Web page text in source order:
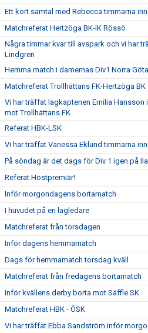
Ett kort samtal med Rebecca timmarna
Matchreferat Hertzöga BK-IK Rössö
Några timmar kvar till avspark och vi har
Lindgren
Hemma match i damernas Div1 Norra
Matchreferat Trollhättans FK-Hertzöga BK
Vi har träffat lagkaptenen Emilia Hansson
mot Trollhättans FK
Referat HBK-LSK
Vi har träffat Vanessa Eklund timmarna
På söndag är det dags för Div 1 igen på
Referat Höstpremiär!
Inför morgondagens bortamatch
I huvudet på en lagledare
Matchreferat från torsdagen
Inför dagens hemmamatch
Dags för hemmamatch torsdag kväll
Matchreferat från fredagens bortamatch
Inför kvällens derby borta mot Säffle SK
Matchreferat HBK - ÖSK
Vi har träffat Ebba Sandström inför